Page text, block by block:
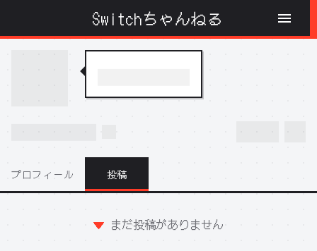
Switchちゃんねる
プロフィール 投稿
まだ投稿がありません